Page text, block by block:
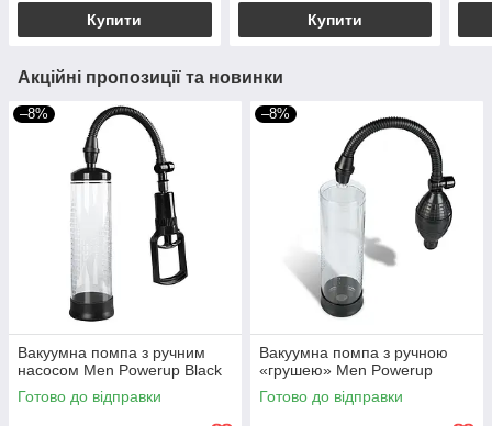
Купити Купити
Акційні пропозиції та новинки
–8%
Вакуумна помпа з ручним
насосом Men Powerup Black
Готово до відправки
–8%
Вакуумна помпа з ручною
«грушею» Men Powerup
Готово до відправки